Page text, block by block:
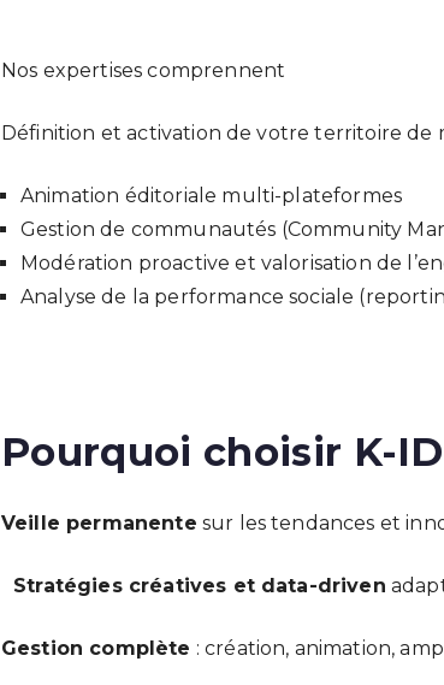
Nos expertises comprennent
Définition et activation de votre territoire de
Animation éditoriale multi-plateformes
Gestion de communautés (Community
Modération proactive et valorisation de
Analyse de la performance sociale
Pourquoi choisir K-
Veille permanente sur les tendances et
Stratégies créatives et data-driven
Gestion complète : création, animation,